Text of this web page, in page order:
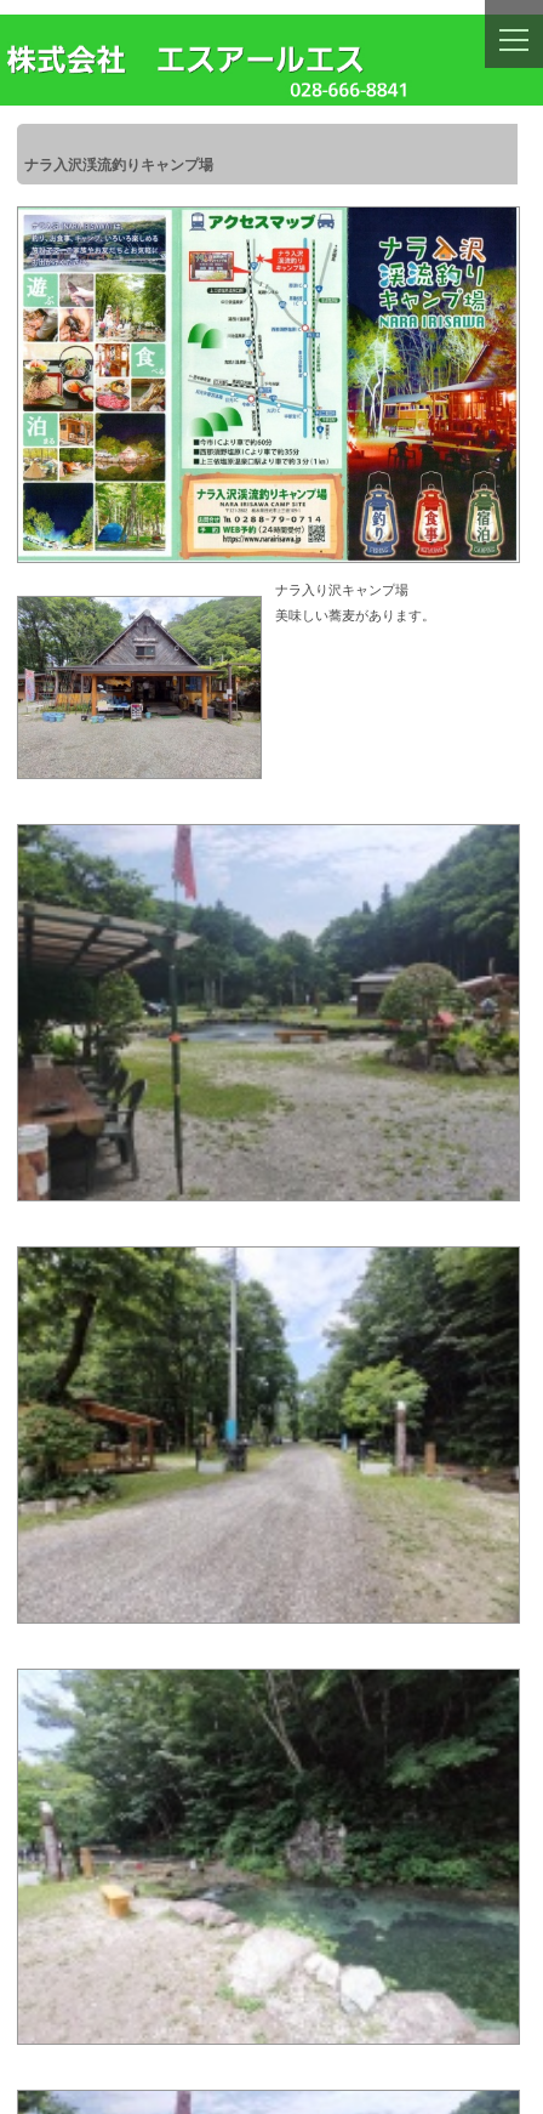
ナラ入沢渓流釣りキャンプ場
ナラ入り沢キャンプ場
美味しい蕎麦があります。